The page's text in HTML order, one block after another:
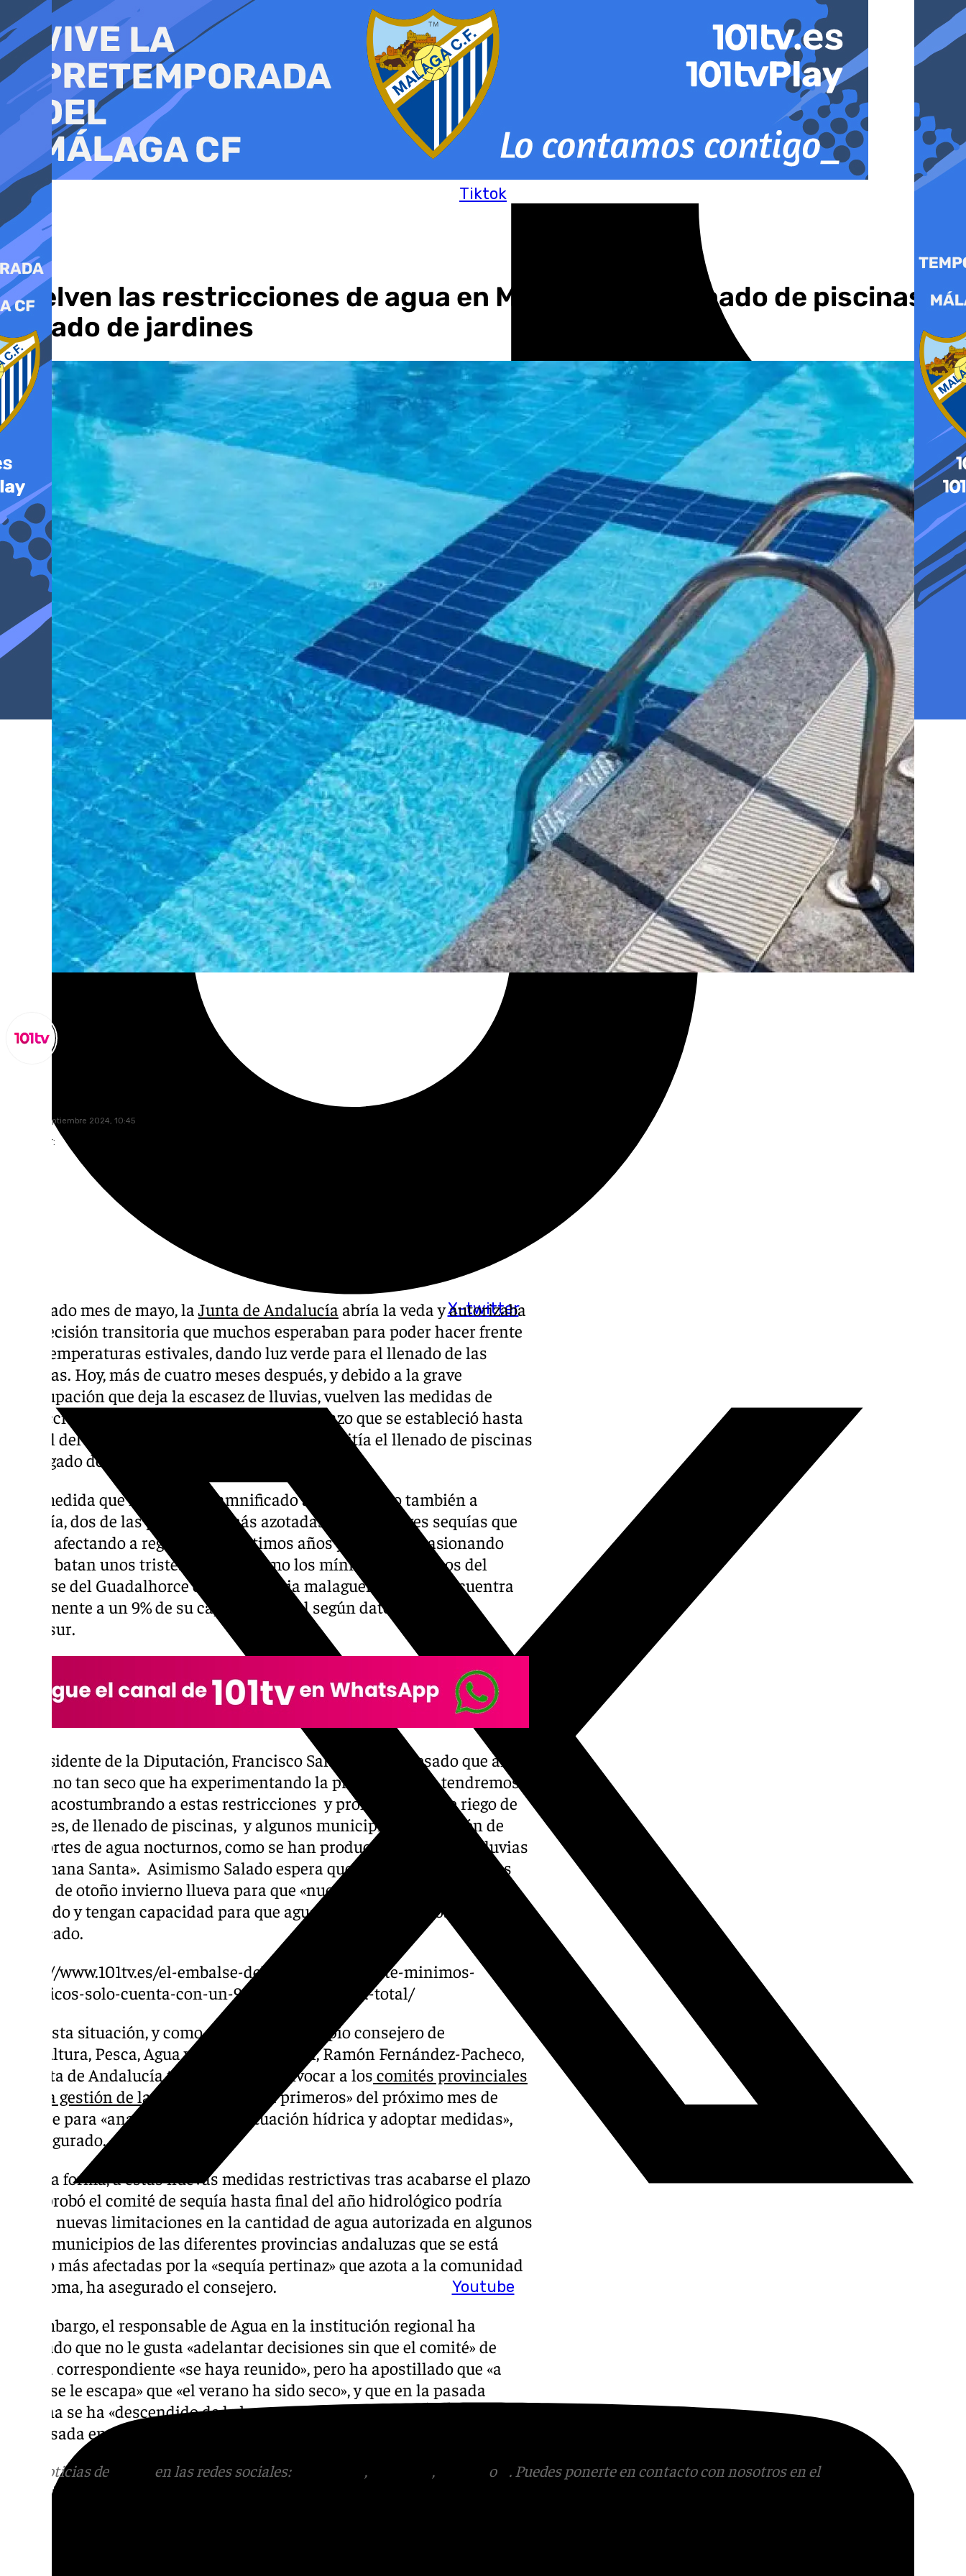
al
contenido
Tiktok
X-twitter
Youtube
Vuelven las restricciones de agua en Málaga: fin al llenado de piscinas y
regado de jardines
lunes, 30 septiembre 2024, 10:45
Compartir:
El pasado mes de mayo, la Junta de Andalucía abría la veda y autorizaba
una decisión transitoria que muchos esperaban para poder hacer frente
a las temperaturas estivales, dando luz verde para el llenado de las
piscinas. Hoy, más de cuatro meses después, y debido a la grave
preocupación que deja la escasez de lluvias, vuelven las medidas de
restricción a la provincia con el fin de este plazo que se estableció hasta
el final del año hidrológico y con el que se permitía el llenado de piscinas
y el regado de jardines.
Una medida que no solo ha damnificado a Málaga sino también a
Almería, dos de las provincias más azotadas por las graves sequías que
llevan afectando a región en los últimos años y que está ocasionando
que se batan unos tristes récords, como los mínimos históricos del
embalse del Guadalhorce en la provincia malagueña, que se encuentra
únicamente a un 9% de su capacidad total según datos de la red
Hidrosur.
El presidente de la Diputación, Francisco Salado, ha expresado que ante
el verano tan seco que ha experimentando la provincia «nos tendremos
que ir acostumbrando a estas restricciones y prohibiciones de riego de
jardines, de llenado de piscinas, y algunos municipios, en función de
eso, cortes de agua nocturnos, como se han producido ante de las lluvias
de Semana Santa». Asimismo Salado espera que durante los próximos
meses de otoño invierno llueva para que «nuestros embalses se vayan
llenando y tengan capacidad para que aguantemos unos años más», ha
destacado.
https://www.101tv.es/el-embalse-del-guadalhorce-bate-minimos-
historicos-solo-cuenta-con-un-9-de-su-capacidad-total/
Ante esta situación, y como anunciaba el propio consejero de
Agricultura, Pesca, Agua y Desarrollo Rural, Ramón Fernández-Pacheco,
la Junta de Andalucía tiene previsto convocar a los comités provinciales
para la gestión de la sequía
de aquí «a primeros» del próximo mes de
octubre para «analizar cuál es la situación hídrica y adoptar medidas»,
ha asegurado.
De esta forma, a estas nuevas medidas restrictivas tras acabarse el plazo
que aprobó el comité de sequía hasta final del año hidrológico podría
unirse nuevas limitaciones en la cantidad de agua autorizada en algunos
de los municipios de las diferentes provincias andaluzas que se está
viendo más afectadas por la «sequía pertinaz» que azota a la comunidad
autónoma, ha asegurado el consejero.
Sin embargo, el responsable de Agua en la institución regional ha
señalado que no le gusta «adelantar decisiones sin que el comité» de
sequía correspondiente «se haya reunido», pero ha apostillado que «a
nadie se le escapa» que «el verano ha sido seco», y que en la pasada
semana se ha «descendido de la barrera psicológica del 30% de agua
embalsada en Andalucía».
Más noticias de en las redes sociales: , , o
. Puedes ponerte en contacto con nosotros en el
informativos@101tv.es